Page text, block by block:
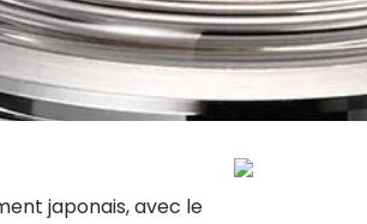
japonais, avec le